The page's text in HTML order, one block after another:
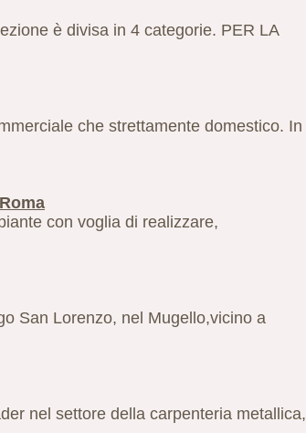
è divisa in 4 categorie. PER LA
che strettamente domestico. In
con voglia di realizzare,
San Lorenzo, nel Mugello,vicino a
nel settore della carpenteria metallica,